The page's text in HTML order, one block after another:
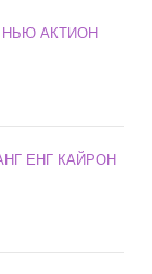
НЬЮ АКТИОН
ЕНГ КАЙРОН